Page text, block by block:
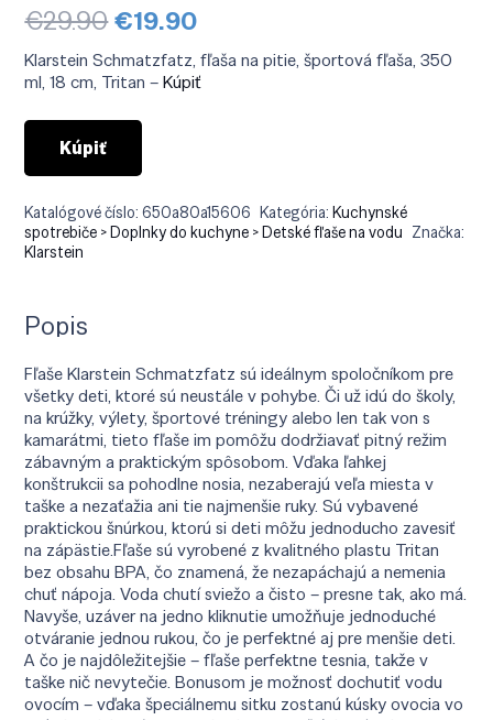
€29.90Pôvodná
cena
bola:
€29.90.
€19.90Aktuálna
je:
€19.90.
Klarstein Schmatzfatz, fľaša na pitie, športová fľaša, 350
ml, 18 cm, Tritan –Kúpiť
Kúpiť
Katalógové číslo:650a80a15606 Kategória:Kuchynské
spotrebiče > Doplnky do kuchyne > Detské fľaše na vodu Značka:
Klarstein
Popis
Fľaše Klarstein Schmatzfatz sú ideálnym spoločníkom pre
všetky deti, ktoré sú neustále v pohybe. Či už idú do školy,
na krúžky, výlety, športové tréningy alebo len tak von s
kamarátmi, tieto fľaše im pomôžu dodržiavať pitný režim
zábavným a praktickým spôsobom. Vďaka ľahkej
konštrukcii sa pohodlne nosia, nezaberajú veľa miesta v
taške a nezaťažia ani tie najmenšie ruky. Sú vybavené
praktickou šnúrkou, ktorú si deti môžu jednoducho zavesiť
na zápästie.Fľaše sú vyrobené z kvalitného plastu Tritan
bez obsahu BPA, čo znamená, že nezapáchajú a nemenia
chuť nápoja. Voda chutí sviežo a čisto – presne tak, ako má.
Navyše, uzáver na jedno kliknutie umožňuje jednoduché
otváranie jednou rukou, čo je perfektné aj pre menšie deti.
A čo je najdôležitejšie – fľaše perfektne tesnia, takže v
taške nič nevytečie. Bonusom je možnosť dochutiť vodu
ovocím – vďaka špeciálnemu sitku zostanú kúsky ovocia vo